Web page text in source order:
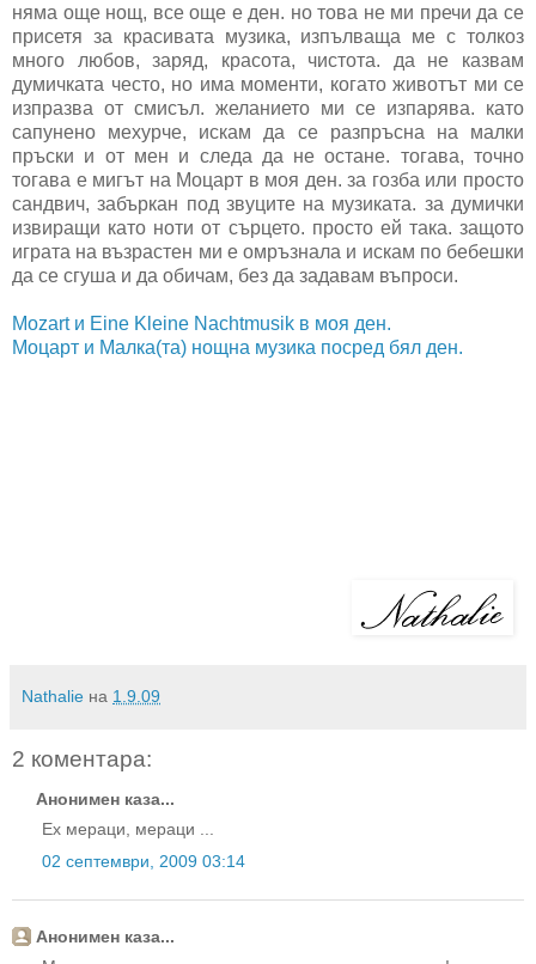
няма още нощ, все още е ден. но това не ми пречи да се
присетя за красивата музика, изпълваща ме с толкоз
много любов, заряд, красота, чистота. да не казвам
думичката често, но има моменти, когато животът ми се
изпразва от смисъл. желанието ми се изпарява. като
сапунено мехурче, искам да се разпръсна на малки
пръски и от мен и следа да не остане. тогава, точно
тогава е мигът на Моцарт в моя ден. за гозба или просто
сандвич, забъркан под звуците на музиката. за думички
извиращи като ноти от сърцето. просто ей така. защото
играта на възрастен ми е омръзнала и искам по бебешки
да се сгуша и да обичам, без да задавам въпроси.
Mozart и Eine Kleine Nachtmusik в моя ден.
Моцарт и Малка(та) нощна музика посред бял ден.
Nathalie на 1.9.09
2 коментара:
Анонимен каза...
Ех мераци, мераци ...
02 септември, 2009 03:14
Анонимен каза...